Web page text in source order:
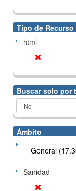
Tipo de Recurso
html
Buscar solo por
Ámbito
General
Sanidad